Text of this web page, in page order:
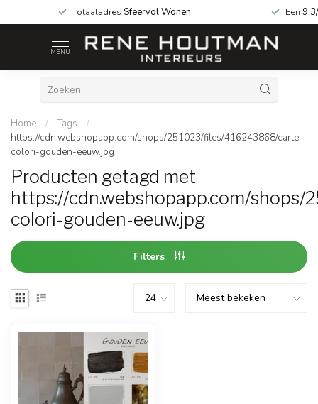
Totaaladres Sfeervol Wonen Een
MENU
Home / Tags
/
https://cdn.webshopapp.com/shops/251023/files/416243868/carte-
colori-gouden-eeuw.jpg
Producten getagd met
https://cdn.webshopapp.com/
colori-gouden-eeuw.jpg
Filters